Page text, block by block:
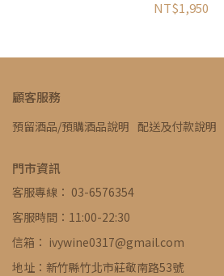
NT$1,950
顧客服務
預留酒品/預購酒品說明 配送及付款說明
門市資訊
客服專線： 03-6576354
客服時間：11:00-22:30
信箱： ivywine0317@gmail.com
地址：新竹縣竹北市莊敬南路53號